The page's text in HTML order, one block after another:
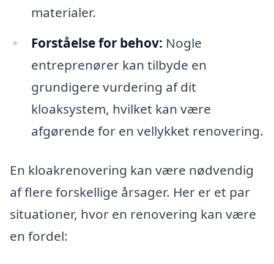
materialer.
Forståelse for behov: Nogle
entreprenører kan tilbyde en
grundigere vurdering af dit
kloaksystem, hvilket kan være
afgørende for en vellykket renovering.
En kloakrenovering kan være nødvendig
af flere forskellige årsager. Her er et par
situationer, hvor en renovering kan være
en fordel: